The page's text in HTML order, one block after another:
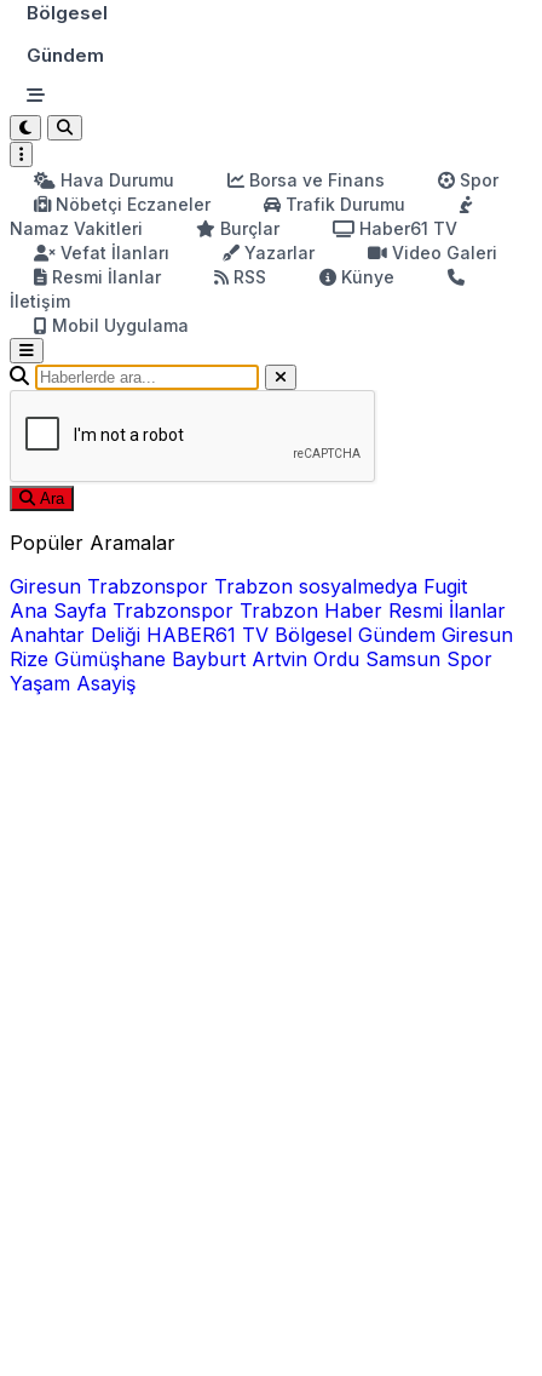
Bölgesel
Gündem
Hava Durumu Borsa ve Finans
Spor
Nöbetçi Eczaneler
Trafik Durumu
Namaz Vakitleri
Burçlar
Haber61 TV
Vefat İlanları
Yazarlar
Video Galeri
Resmi İlanlar
RSS
Künye
İletişim
Mobil Uygulama
Ara
Popüler Aramalar
Giresun Trabzonspor Trabzon sosyalmedya Fugit
Ana Sayfa Trabzonspor Trabzon Haber Resmi İlanlar
Anahtar Deliği HABER61 TV Bölgesel Gündem Giresun
Rize Gümüşhane Bayburt Artvin Ordu Samsun Spor
Yaşam Asayiş